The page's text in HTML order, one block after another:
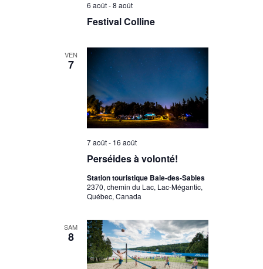
Festival Colline
6 août-8 août
VEN
7
Perséides à volonté!
7 août- 16 août
Station touristique Baie-des-Sables
2370, chemin du Lac, Lac-Mégantic,
Québec, Canada
SAM
8